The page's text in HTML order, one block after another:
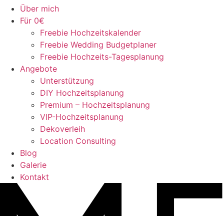
Über mich
Für 0€
Freebie Hochzeitskalender
Freebie Wedding Budgetplaner
Freebie Hochzeits-Tagesplanung
Angebote
Unterstützung
DIY Hochzeitsplanung
Premium – Hochzeitsplanung
VIP-Hochzeitsplanung
Dekoverleih
Location Consulting
Blog
Galerie
Kontakt